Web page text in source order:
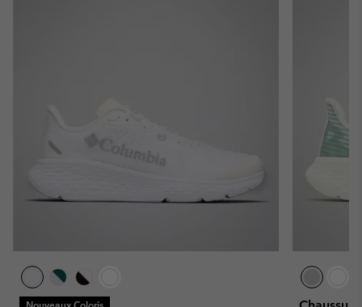
Nouveaux Coloris